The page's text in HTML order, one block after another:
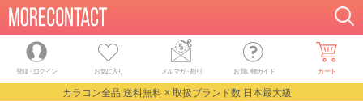
登録・ログイン お気に入り メルマガ・割引 お買い物ガイド カート
カラコン全品 送料無料 × 取扱ブランド数 日本最大級